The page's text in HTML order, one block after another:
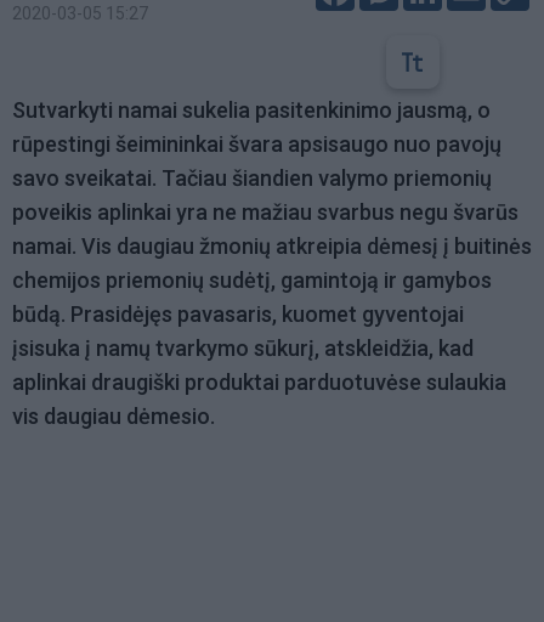
2020-03-05 15:27
Sutvarkyti namai sukelia pasitenkinimo jausmą, o
rūpestingi šeimininkai švara apsisaugo nuo pavojų
savo sveikatai. Tačiau šiandien valymo priemonių
poveikis aplinkai yra ne mažiau svarbus negu švarūs
namai. Vis daugiau žmonių atkreipia dėmesį į buitinės
chemijos priemonių sudėtį, gamintoją ir gamybos
būdą. Prasidėjęs pavasaris, kuomet gyventojai
įsisuka į namų tvarkymo sūkurį, atskleidžia, kad
aplinkai draugiški produktai parduotuvėse sulaukia
vis daugiau dėmesio.